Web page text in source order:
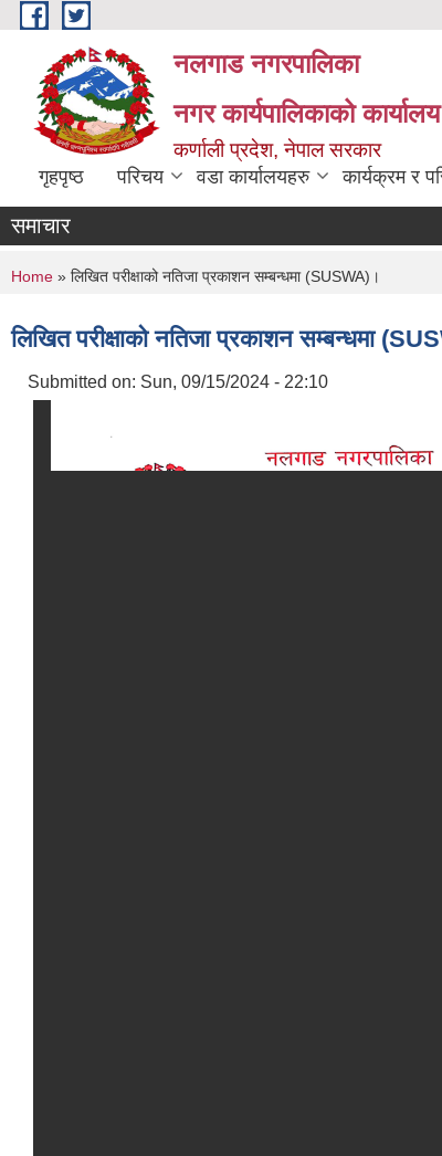
Skip to main content
नलगाड नगरपालिका
नगर कार्यपालिकाको
कर्णाली प्रदेश, नेपाल सरकार
गृहपृष्ठ परिचय वडा कार्यालयहरु कार्यक्रम र
समाचार
You are here
Home » लिखित परीक्षाको नतिजा प्रकाशन सम्बन्धमा (SUSWA)।
लिखित परीक्षाको नतिजा प्रकाशन सम्बन्धमा
Submitted on: Sun, 09/15/2024 - 22:10